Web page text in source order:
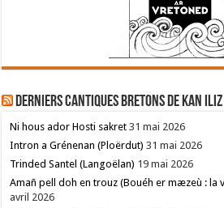
Derniers cantiques bretons de Kan Iliz
Ni hous ador Hosti sakret 31 mai 2026
Intron a Grénenan (Ploërdut) 31 mai 2026
Trinded Santel (Langoëlan) 19 mai 2026
Amañ pell doh en trouz (Bouéh er mæzeù : la
avril 2026